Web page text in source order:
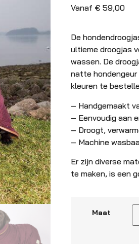
Vanaf € 59,00
De
ultieme droogjas
wassen. De
natte hondengeur
kleuren te
– Handgemaakt
– Eenvoudig aan
– Droogt,
– Machine
Er zijn diverse
te maken, is een
Maat